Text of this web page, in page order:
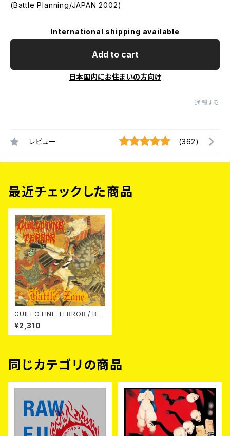
(Battle Planning/JAPAN 2002)
International shipping available
Add to cart
日本国内にお住まいの方向け
通報する
レビュー (362)
最近チェックした商品
GUILLOTINE TERROR / BA
TTLE ZONE CD
¥2,310
同じカテゴリの商品